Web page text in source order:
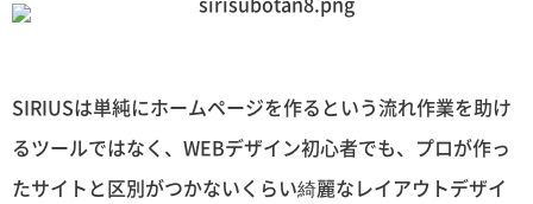
SIRIUSは単純にホームページを作るという流れ作業を助け
るツールではなく、WEBデザイン初心者でも、プロが作っ
たサイトと区別がつかないくらい綺麗なレイアウトデザイ